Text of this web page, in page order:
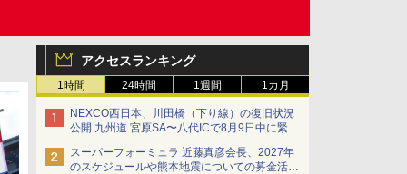
アクセスランキング
1時間 24時間 1週間 1カ月
NEXCO西日本、川田橋（下り線）の復旧状況
公開 九州道 宮原SA〜八代ICで8月9日中に緊急
車両を通行可能に
スーパーフォーミュラ 近藤真彦会長、2027年
のスケジュールや熊本地震についての募金活動